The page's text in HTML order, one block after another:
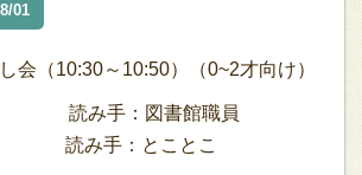
01
会（10:30～10:50）（0~2才向け）
み手：図書館職員
読み手：とことこ